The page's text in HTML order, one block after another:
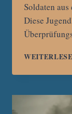
Soldaten
Diese